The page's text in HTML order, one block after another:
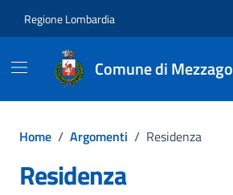
Regione Lombardia
Comune di Mezzago
Home / Argomenti / Residenza
Residenza